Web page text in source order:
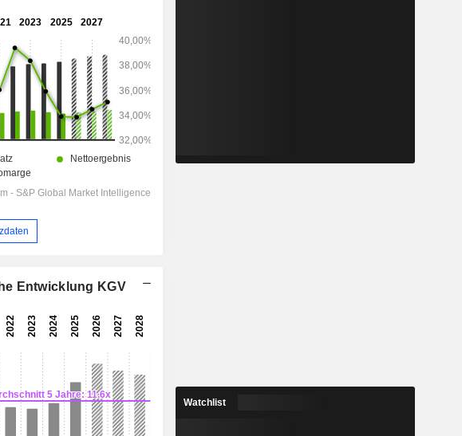
2027
% -
103.685 103.685
% 0 % 0 %
14,4x 14x
2,31x
3,98x 3,65x
9,06x
7,83
% 6,05 % 6,09 %
8,974 9,26
Entwicklung KGV
Watchlist